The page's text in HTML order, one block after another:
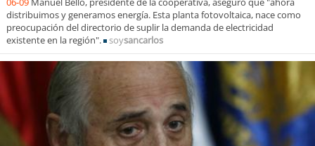
distribuimos y generamos energía. Esta planta fotovoltaica, nace como
preocupación del directorio de suplir la demanda de electricidad
existente en la región".
soysancarlos